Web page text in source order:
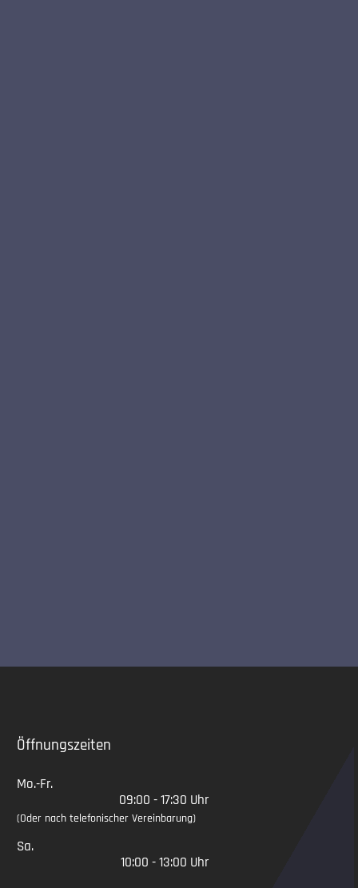
Öffnungszeiten
Mo.-Fr.
09:00 - 17:30 Uhr
(Oder nach telefonischer Vereinbarung)
Sa.
10:00 - 13:00 Uhr